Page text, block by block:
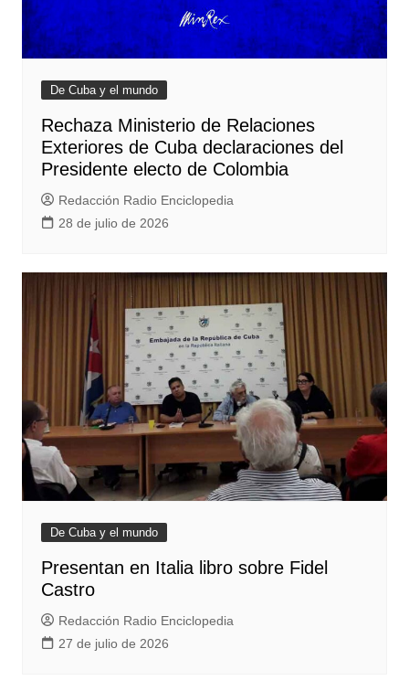
De Cuba y el mundo
Rechaza Ministerio de Relaciones
Exteriores de Cuba declaraciones del
Presidente electo de Colombia
Redacción Radio Enciclopedia
28 de julio de 2026
De Cuba y el mundo
Presentan en Italia libro sobre Fidel
Castro
Redacción Radio Enciclopedia
27 de julio de 2026